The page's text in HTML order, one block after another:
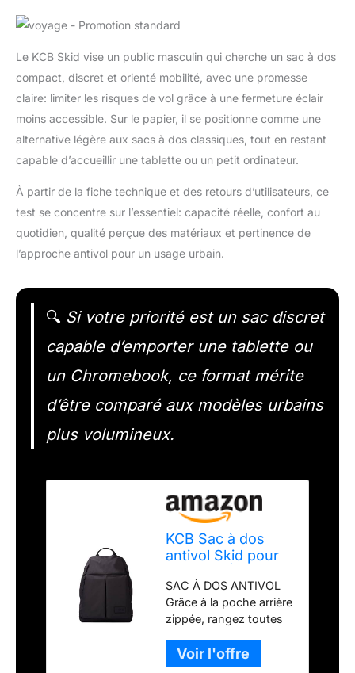
Le KCB Skid vise un public masculin qui cherche un sac à dos
compact, discret et orienté mobilité, avec une promesse
claire: limiter les risques de vol grâce à une fermeture éclair
moins accessible. Sur le papier, il se positionne comme une
alternative légère aux sacs à dos classiques, tout en restant
capable d’accueillir une tablette ou un petit ordinateur.
À partir de la fiche technique et des retours d’utilisateurs, ce
test se concentre sur l’essentiel: capacité réelle, confort au
quotidien, qualité perçue des matériaux et pertinence de
l’approche antivol pour un usage urbain.
🔍 Si votre priorité est un sac discret
capable d’emporter une tablette ou
un Chromebook, ce format mérite
d’être comparé aux modèles urbains
plus volumineux.
KCB Sac à dos
antivol Skid pour
dos pour tablette |
Sac à fermeture
éclair | 100%
végétalien
SAC À DOS ANTIVOL
Grâce à la poche arrière
zippée, rangez toutes
qu'elles seront en
sécurité pendant vos